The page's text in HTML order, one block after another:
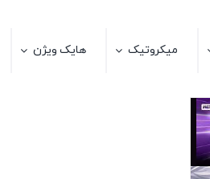
میکروتیک هایک ویژن